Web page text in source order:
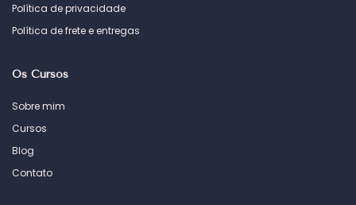
Política de privacidade
Política de frete e entregas
Os Cursos
Sobre mim
Cursos
Blog
Contato